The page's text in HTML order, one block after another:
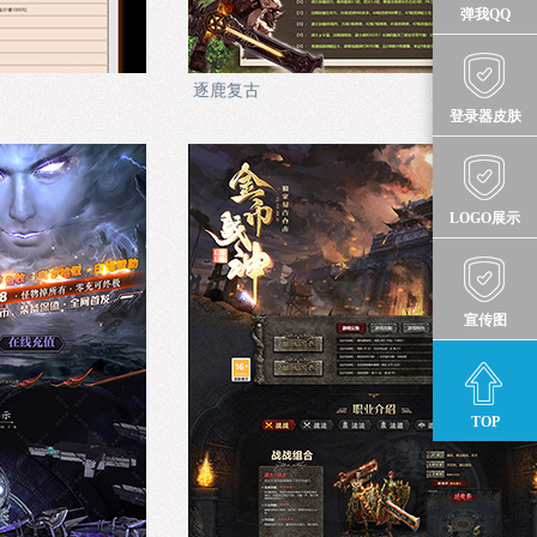
逐鹿复古
弹我QQ
登录器皮肤
LOGO展示
宣传图
TOP